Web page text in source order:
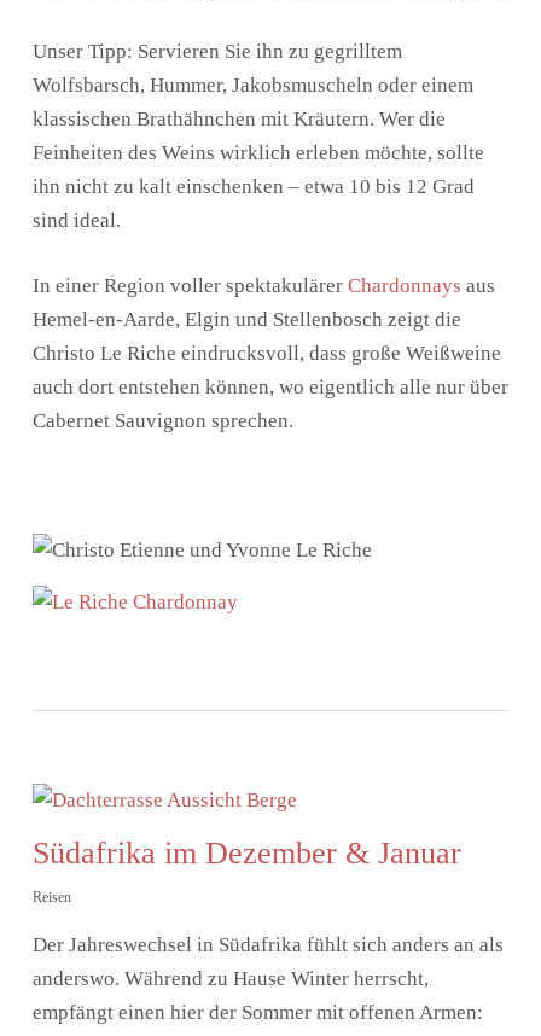
Unser Tipp: Servieren Sie ihn zu gegrilltem
Wolfsbarsch, Hummer, Jakobsmuscheln oder einem
klassischen Brathähnchen mit Kräutern. Wer die
Feinheiten des Weins wirklich erleben möchte, sollte
ihn nicht zu kalt einschenken – etwa 10 bis 12 Grad
sind ideal.
In einer Region voller spektakulärer Chardonnays aus
Hemel-en-Aarde, Elgin und Stellenbosch zeigt die
Christo Le Riche eindrucksvoll, dass große Weißweine
auch dort entstehen können, wo eigentlich alle nur über
Cabernet Sauvignon sprechen.
Südafrika im Dezember & Januar
Reisen
Der Jahreswechsel in Südafrika fühlt sich anders an als
anderswo. Während zu Hause Winter herrscht,
empfängt einen hier der Sommer mit offenen Armen: